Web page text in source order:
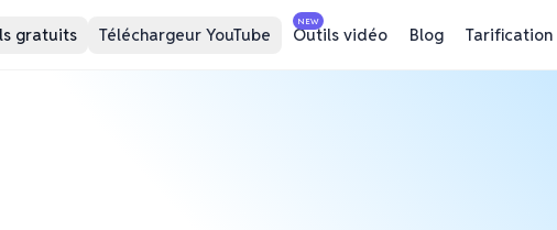
gratuits Téléchargeur YouTube
NEW
Outils vidéo Blog Tarification